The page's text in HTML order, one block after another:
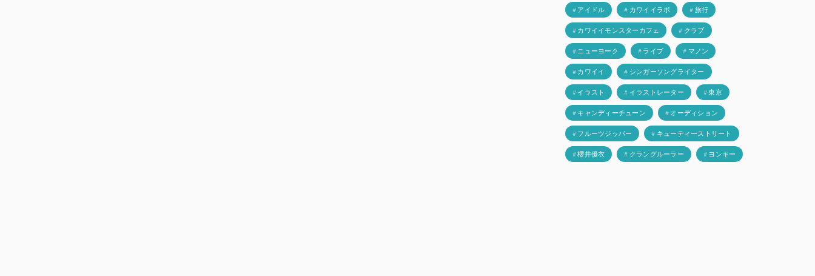
# アイドル # カワイイラボ # 旅行
# カワイイモンスターカフェ # クラブ
# ニューヨーク # ライブ # マノン
# カワイイ # シンガーソングライター
# イラスト # イラストレーター # 東京
# キャンディーチューン # オーディション
# フルーツジッパー # キューティーストリート
# 櫻井優衣 # クラングルーラー # ヨンキー